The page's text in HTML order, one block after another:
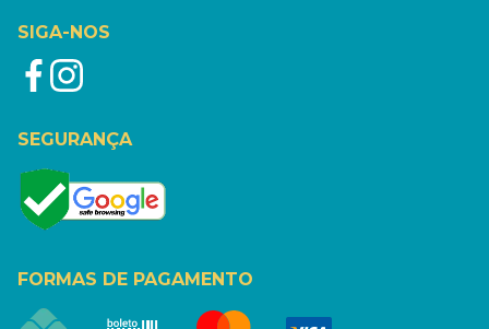
SIGA-NOS
SEGURANÇA
FORMAS DE PAGAMENTO